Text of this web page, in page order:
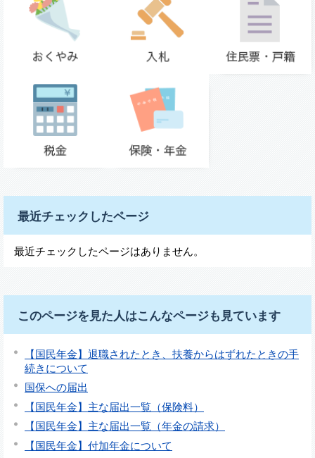
最近チェックしたページ
最近チェックしたページはありません。
このページを見た人はこんなページも見ています
【国民年金】退職されたとき、扶養からはずれたときの手
続きについて
国保への届出
【国民年金】主な届出一覧（保険料）
【国民年金】主な届出一覧（年金の請求）
【国民年金】付加年金について